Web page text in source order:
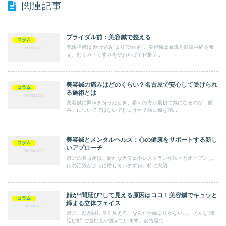
関連記事
コラム ブライダル前：美容鍼で整える
花嫁準備は“駆け込み”より“計画的”。美容鍼は血流と自律神経を整
え、むくみ・くすみをやわらげて化粧ノ...
コラム
美容鍼の痛みはどのくらい？名古屋で安心して受けられ
る施術とは
美容鍼に興味を持ったとき、多くの方が最初に気になるのが「痛
み」についてではないでしょうか？顔に鍼を刺...
コラム
美容鍼とメンタルヘルス：心の健康をサポートする新し
いアプローチ
最近の名古屋は、新たなカフェやレストランが次々とオープンし、
街の活気がさらに増していますね。特に大須...
コラム
顔が“間延び”して見える原因はココ！美容鍼でキュッと
締まる立体フェイス
最近、顔が縦に長く見える、なんだか締まりがない…。そんな“間
延び顔”に悩む人が増えています。名古屋で...